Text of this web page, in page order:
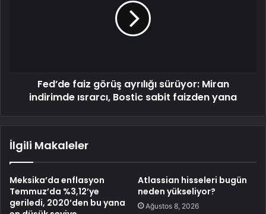
Fed’de faiz görüş ayrılığı sürüyor: Miran
indirimde ısrarcı, Bostic sabit faizden yana
İlgili Makaleler
Meksika’da enflasyon
Temmuz’da %3,12’ye
geriledi, 2020’den bu yana
Atlassian hisseleri bugün
neden yükseliyor?
Ağustos 8, 2026